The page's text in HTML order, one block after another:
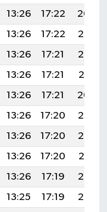
13:26 17:22
20:44
13:26 17:22
20:43
13:26 17:21
20:42
13:26 17:21
20:41
13:26 17:21
20:40
13:26 17:20
20:39
13:26 17:20
20:38
13:26 17:20
20:37
13:26 17:19
20:36
13:25 17:19
20:34